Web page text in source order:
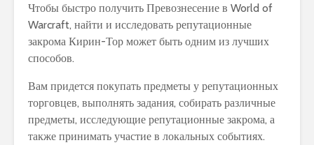
Чтобы быстро получить Превознесение в World of
Warcraft, найти и исследовать репутационные
закрома Кирин-Тор может быть одним из лучших
способов.
Вам придется покупать предметы у репутационных
торговцев, выполнять задания, собирать различные
предметы, исследующие репутационные закрома, а
также принимать участие в локальных событиях.